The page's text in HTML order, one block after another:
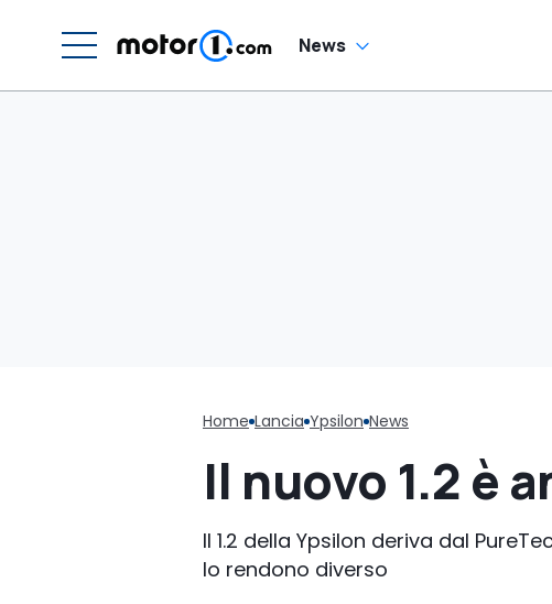
News
Home Lancia Ypsilon News
Il nuovo 1.2 è
Il 1.2 della Ypsilon deriva dal
lo rendono diverso